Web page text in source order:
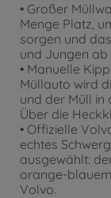
• Großer
Menge Platz,
sorgen und
und Jungen
• Manuelle
Müllauto wird
und der Müll in
Über die
• Offizielle
echtes
ausgewählt:
orange-
Volvo.